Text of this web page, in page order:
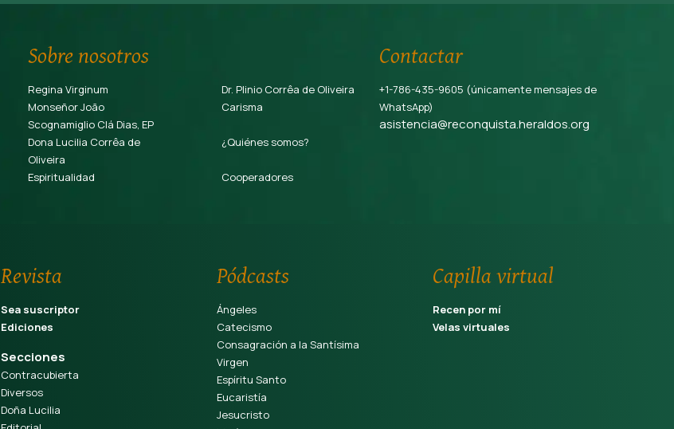
Sobre nosotros
Regina Virginum
Dr. Plinio Corrêa de Oliveira
Monseñor João
Scognamiglio Clá Dias, EP
Carisma
Dona Lucilia Corrêa de
Oliveira
¿Quiénes somos?
Espiritualidad Cooperadores
Contactar
+1-786-435-9605 (únicamente mensajes de
WhatsApp)
asistencia@reconquista.heraldos.org
Revista
Sea suscriptor
Ediciones
Secciones
Contracubierta
Diversos
Doña Lucilia
Pódcasts
Ángeles
Catecismo
Consagración a la Santísima
Virgen
Espíritu Santo
Eucaristía
Jesucristo
Capilla virtual
Recen por mí
Velas virtuales